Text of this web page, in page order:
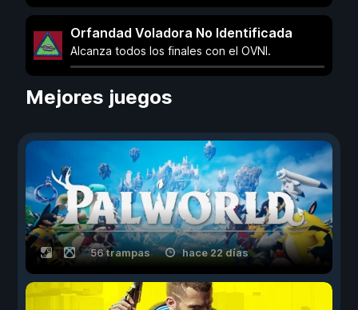
Orfandad Voladora No Identificada
Alcanza todos los finales con el OVNI.
Mejores juegos
56 trampas hace 22 días